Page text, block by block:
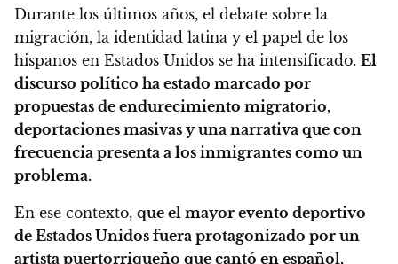
Durante los últimos años, el debate sobre la
migración, la identidad latina y el papel de los
hispanos en Estados Unidos se ha intensificado. El
discurso político ha estado marcado por
propuestas de endurecimiento migratorio,
deportaciones masivas y una narrativa que con
frecuencia presenta a los inmigrantes como un
problema.
En ese contexto, que el mayor evento deportivo
de Estados Unidos fuera protagonizado por un
artista puertorriqueño que cantó en español,